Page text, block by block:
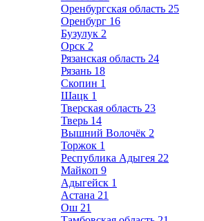
Оренбургская область 25
Оренбург 16
Бузулук 2
Орск 2
Рязанская область 24
Рязань 18
Скопин 1
Шацк 1
Тверская область 23
Тверь 14
Вышний Волочёк 2
Торжок 1
Республика Адыгея 22
Майкоп 9
Адыгейск 1
Астана 21
Ош 21